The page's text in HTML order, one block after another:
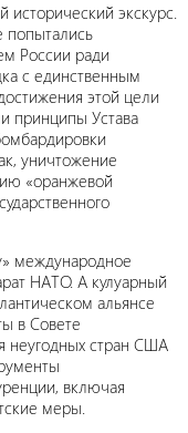
исторический экскурс.
попытались
России ради
с единственным
этой цели
принципы Устава
уничтожение
«оранжевой
международное
НАТО. А кулуарный
альянсе
в Совете
неугодных стран США
включая
меры.